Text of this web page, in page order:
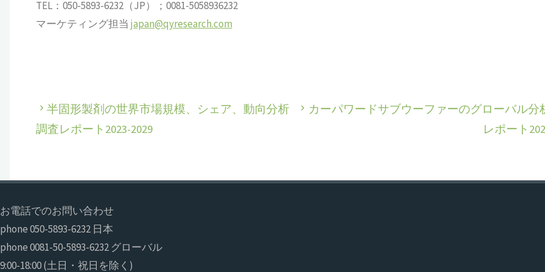
TEL：050-5893-6232（JP）；0081-5058936232
マーケティング担当 japan@qyresearch.com
半固形製剤の世界市場規模、シェア、動向分析
調査レポート2023-2029
カーパワードサブウーファーのグローバル分
レポート
お電話でのお問い合わせ
phone 050-5893-6232 日本
phone 0081-50-5893-6232 グローバル
9:00-18:00 (土日・祝日を除く)